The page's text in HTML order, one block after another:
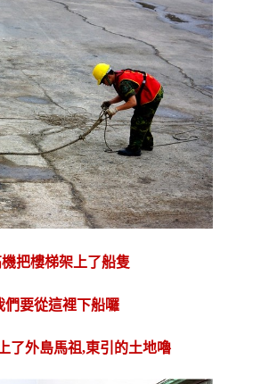
把樓梯架上了船隻
們要從這裡下船囉
了外島馬祖,東引的土地嚕